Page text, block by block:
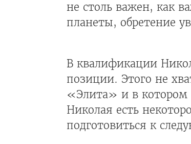
не столь важен, как
планеты, обретение
В квалификации
позиции. Этого не
«Элита» и в котором
Николая есть
подготовиться к